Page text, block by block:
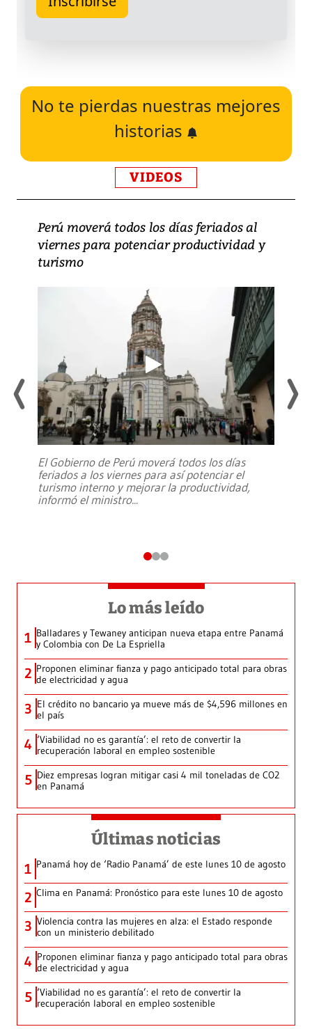
No te pierdas nuestras mejores
historias
VIDEOS
Perú moverá todos los días feriados al
viernes para potenciar productividad y
turismo
El Gobierno de Perú moverá todos los días
feriados a los viernes para así potenciar el
turismo interno y mejorar la productividad,
informó el ministro...
Lo más leído
1 Balladares y Tewaney anticipan nueva etapa entre Panamá
y Colombia con De La Espriella
2 Proponen eliminar fianza y pago anticipado total para obras
de electricidad y agua
3 El crédito no bancario ya mueve más de $4,596 millones en
el país
4 ‘Viabilidad no es garantía’: el reto de convertir la
recuperación laboral en empleo sostenible
5 Diez empresas logran mitigar casi 4 mil toneladas de CO2
en Panamá
Últimas noticias
1 Panamá hoy de ‘Radio Panamá’ de este lunes 10 de agosto
2 Clima en Panamá: Pronóstico para este lunes 10 de agosto
3 Violencia contra las mujeres en alza: el Estado responde
con un ministerio debilitado
4 Proponen eliminar fianza y pago anticipado total para obras
de electricidad y agua
5 ‘Viabilidad no es garantía’: el reto de convertir la
recuperación laboral en empleo sostenible